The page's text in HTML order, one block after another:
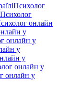
Психолог
Психолог
онлайн
у
онлайн у
у
у
онлайн у
онлайн у